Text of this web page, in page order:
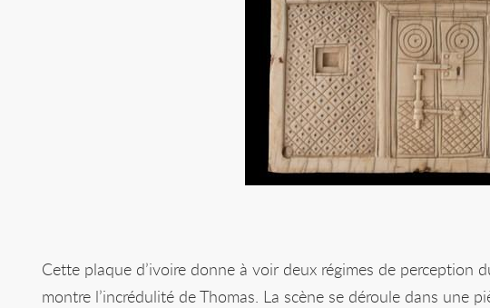
Cette plaque d’ivoire donne à voir deux régimes de perception
montre l’incrédulité de Thomas. La scène se déroule dans une